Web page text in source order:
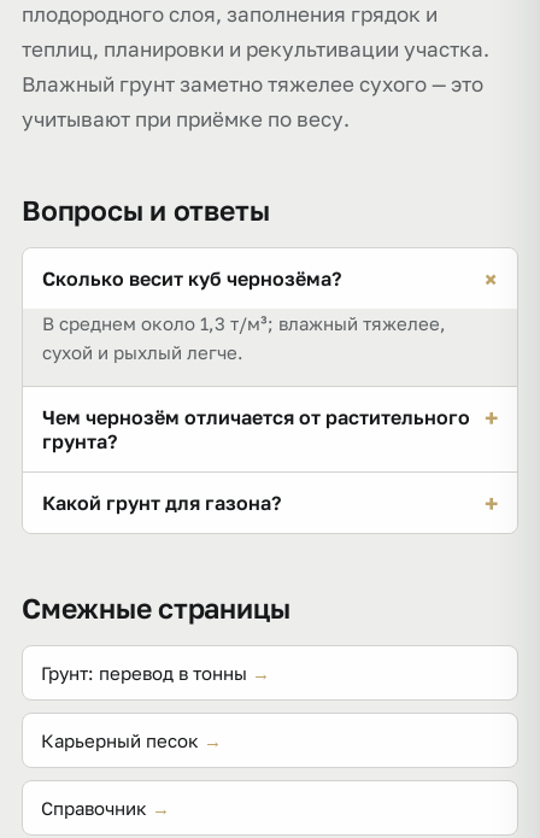
плодородного слоя, заполнения грядок и
теплиц, планировки и рекультивации участка.
Влажный грунт заметно тяжелее сухого — это
учитывают при приёмке по весу.
Вопросы и ответы
Сколько весит куб чернозёма? +
В среднем около 1,3 т/м³; влажный тяжелее,
сухой и рыхлый легче.
Чем чернозём отличается от растительного
грунта?
+
растительный грунт — снятый плодородный слой,
Какой грунт для газона? +
Смежные страницы
Грунт: перевод в тонны →
Карьерный песок →
Справочник →